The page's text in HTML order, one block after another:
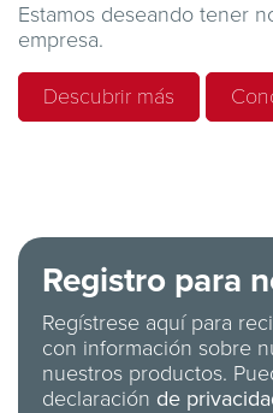
Estamos deseando tener
empresa.
Descubrir más
Registro para
Regístrese aquí para
con información sobre
nuestros productos.
declaración de